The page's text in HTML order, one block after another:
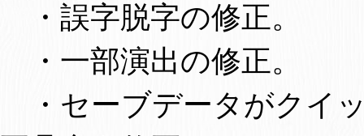
・誤字脱字の修正。
・一部演出の修正。
・セーブデータがクイ